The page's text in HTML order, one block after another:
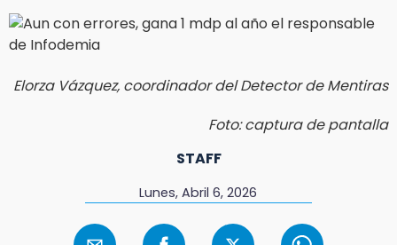
Elorza Vázquez, coordinador del Detector de Mentiras
Foto: captura de pantalla
STAFF
Lunes, Abril 6, 2026